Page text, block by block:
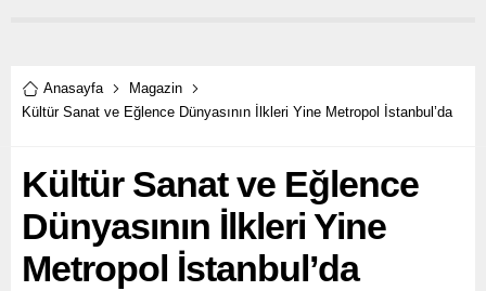
almıştı.
Anasayfa
Magazin
Kültür Sanat ve Eğlence Dünyasının İlkleri Yine Metropol İstanbul’da
Kültür Sanat ve Eğlence
Dünyasının İlkleri Yine
Metropol İstanbul’da